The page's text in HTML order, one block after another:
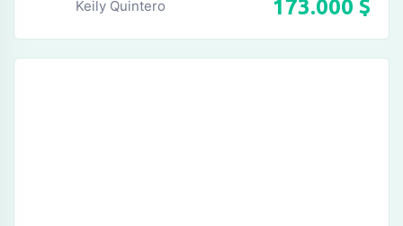
Keily Quintero 173.000 $